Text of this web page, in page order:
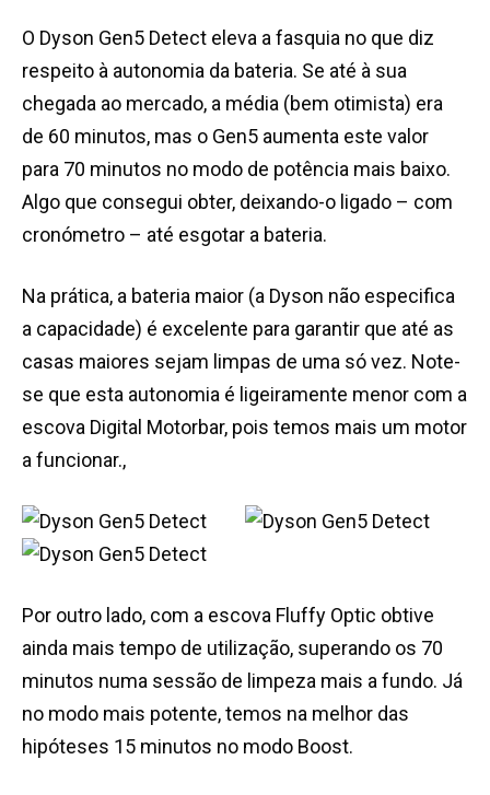
O Dyson Gen5 Detect eleva a fasquia no que diz
respeito à autonomia da bateria. Se até à sua
chegada ao mercado, a média (bem otimista) era
de 60 minutos, mas o Gen5 aumenta este valor
para 70 minutos no modo de potência mais baixo.
Algo que consegui obter, deixando-o ligado – com
cronómetro – até esgotar a bateria.
Na prática, a bateria maior (a Dyson não especifica
a capacidade) é excelente para garantir que até as
casas maiores sejam limpas de uma só vez. Note-
se que esta autonomia é ligeiramente menor com a
escova Digital Motorbar, pois temos mais um motor
a funcionar.,
Por outro lado, com a escova Fluffy Optic obtive
ainda mais tempo de utilização, superando os 70
minutos numa sessão de limpeza mais a fundo. Já
no modo mais potente, temos na melhor das
hipóteses 15 minutos no modo Boost.